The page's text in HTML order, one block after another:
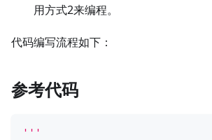
用方式2来编程。
代码编写流程如下：
参考代码
'''